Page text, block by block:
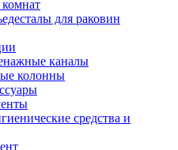
для раковин
каналы
колонны
средства и